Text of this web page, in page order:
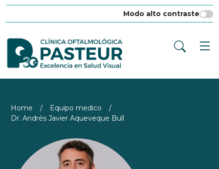
Modo alto contraste
Home / Equipo medico
/
Dr. Andrés Javier Aqueveque Bull